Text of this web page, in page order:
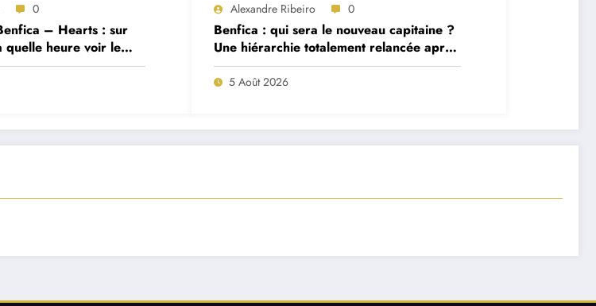
0
– Hearts : sur
quelle heure voir le
Alexandre Ribeiro 0
Benfica : qui sera le nouveau capitaine ?
Une hiérarchie totalement relancée après
deux départs majeurs
5 Août 2026